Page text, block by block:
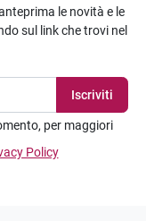
le novità e le
sul link che trovi nel
per maggiori
Policy